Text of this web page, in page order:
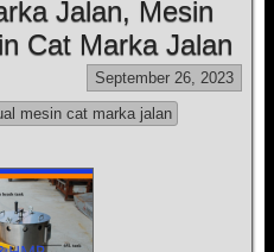
Jalan, Mesin
Cat Marka Jalan
September 26, 2023
mesin cat marka jalan